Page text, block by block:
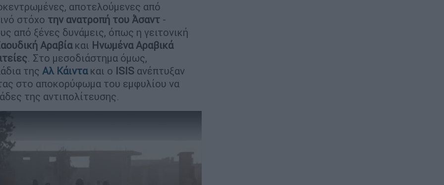
αποτελούμενες από
στόχο την ανατροπή του Άσαντ -
από ξένες δυνάμεις, όπως η γειτονική
Αραβίακαι Ηνωμένα Αραβικά
. Στο μεσοδιάστημα όμως,
της Αλ Κάιντακαι ο ISIS ανέπτυξαν
στο αποκορύφωμα του εμφυλίου να
της αντιπολίτευσης.